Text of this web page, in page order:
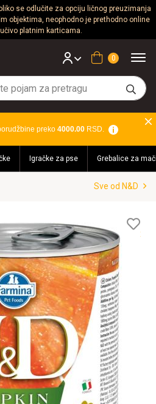
se odlučite za opciju ličnog preuzimanja
objektima, neophodno je prethodno online
platnim karticama.
Korpa
preko 4000.00RSD.
Igračke za pse Grebalice za
Sve od N&D